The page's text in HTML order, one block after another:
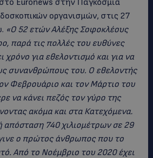
Euronews στην Παγκόσμια
οργανισμών, στις 27
«Ο 52 ετών Αλέξης Σοφοκλέους
παρά τις πολλές του ευθύνες
χρόνο για εθελοντισμό και για να
συνανθρώπους του. Ο εθελοντής
Φεβρουάριο και τον Μάρτιο του
να κάνει πεζός τον γύρο της
ακόμα και στα Κατεχόμενα.
απόσταση 740 χιλιομέτρων σε 29
ο πρώτος άνθρωπος που το
Από το Νοέμβριο του 2020 έχει